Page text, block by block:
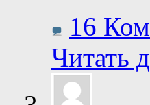
16
Читать